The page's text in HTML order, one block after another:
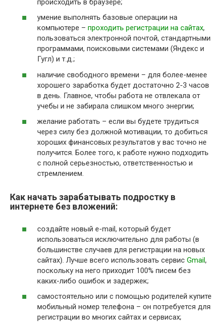
происходить в браузере;
умение выполнять базовые операции на
компьютере – проходить регистрации на сайтах,
пользоваться электронной почтой, стандартными
программами, поисковыми системами (Яндекс и
Гугл) и т.д.;
наличие свободного времени – для более-менее
хорошего заработка будет достаточно 2-3 часов
в день. Главное, чтобы работа не отвлекала от
учебы и не забирала слишком много энергии;
желание работать – если вы будете трудиться
через силу без должной мотивации, то добиться
хороших финансовых результатов у вас точно не
получится. Более того, к работе нужно подходить
с полной серьезностью, ответственностью и
стремлением.
Как начать зарабатывать подростку в
интернете без вложений:
создайте новый e-mail, который будет
использоваться исключительно для работы (в
большинстве случаев для регистрации на новых
сайтах). Лучше всего использовать сервис Gmail,
поскольку на него приходит 100% писем без
каких-либо ошибок и задержек;
самостоятельно или с помощью родителей купите
мобильный номер телефона – он потребуется для
регистрации во многих сайтах и сервисах;